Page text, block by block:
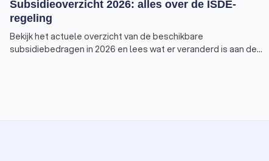
Subsidieoverzicht 2026: alles over de ISDE-
regeling
Bekijk het actuele overzicht van de beschikbare
subsidiebedragen in 2026 en lees wat er veranderd is aan de